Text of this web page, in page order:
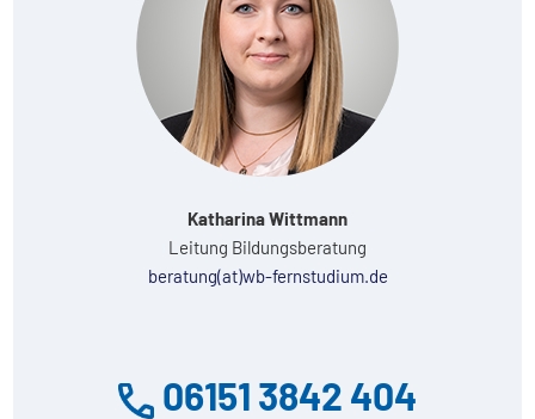
Katharina Wittmann
Leitung Bildungsberatung
beratung(at)wb-fernstudium.de
06151 3842 404